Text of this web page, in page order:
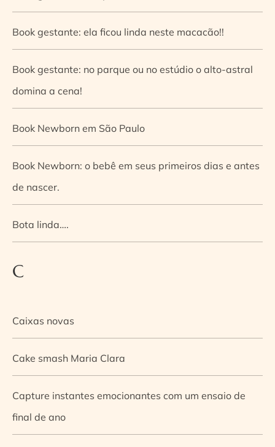
Book gestante: ela ficou linda neste macacão!!
Book gestante: no parque ou no estúdio o alto-astral
domina a cena!
Book Newborn em São Paulo
Book Newborn: o bebê em seus primeiros dias e antes
de nascer.
Bota linda….
C
Caixas novas
Cake smash Maria Clara
Capture instantes emocionantes com um ensaio de
final de ano